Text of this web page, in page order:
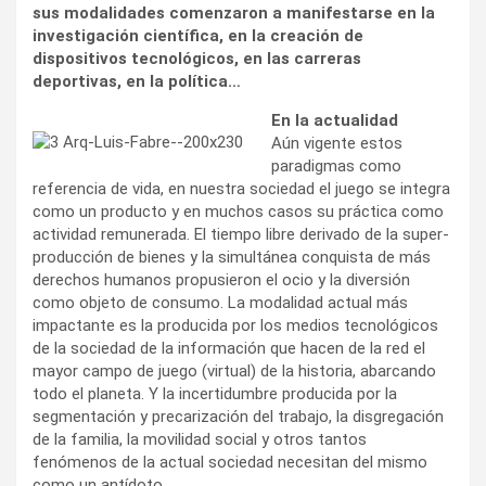
sus modalidades comenzaron a manifestarse en la
investigación científica, en la creación de
dispositivos tecnológicos, en las carreras
deportivas, en la política…
En la actualidad
Aún vigente estos
paradigmas como
referencia de vida, en nuestra sociedad el juego se integra
como un producto y en muchos casos su práctica como
actividad remunerada. El tiempo libre derivado de la super-
producción de bienes y la simultánea conquista de más
derechos humanos propusieron el ocio y la diversión
como objeto de consumo. La modalidad actual más
impactante es la producida por los medios tecnológicos
de la sociedad de la información que hacen de la red el
mayor campo de juego (virtual) de la historia, abarcando
todo el planeta. Y la incertidumbre producida por la
segmentación y precarización del trabajo, la disgregación
de la familia, la movilidad social y otros tantos
fenómenos de la actual sociedad necesitan del mismo